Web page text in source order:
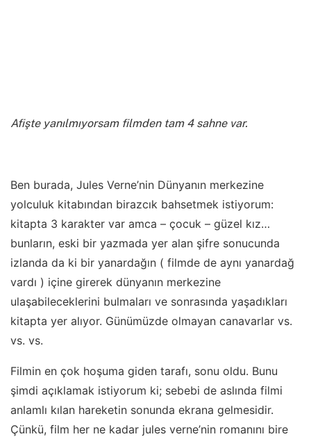
Afişte yanılmıyorsam filmden tam 4 sahne var.
Ben burada, Jules Verne’nin Dünyanın merkezine
yolculuk kitabından birazcık bahsetmek istiyorum:
kitapta 3 karakter var amca – çocuk – güzel kız…
bunların, eski bir yazmada yer alan şifre sonucunda
izlanda da ki bir yanardağın ( filmde de aynı yanardağ
vardı ) içine girerek dünyanın merkezine
ulaşabileceklerini bulmaları ve sonrasında yaşadıkları
kitapta yer alıyor. Günümüzde olmayan canavarlar vs.
vs. vs.
Filmin en çok hoşuma giden tarafı, sonu oldu. Bunu
şimdi açıklamak istiyorum ki; sebebi de aslında filmi
anlamlı kılan hareketin sonunda ekrana gelmesidir.
Çünkü, film her ne kadar jules verne’nin romanını bire